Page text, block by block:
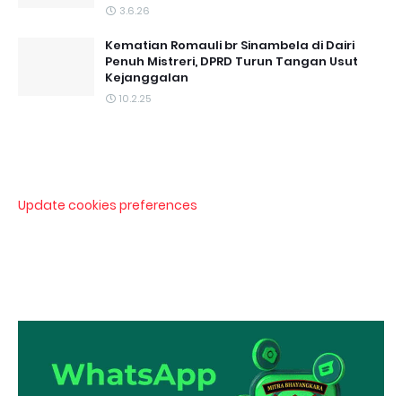
3.6.26
Kematian Romauli br Sinambela di Dairi
Penuh Mistreri, DPRD Turun Tangan Usut
Kejanggalan
10.2.25
Update cookies preferences